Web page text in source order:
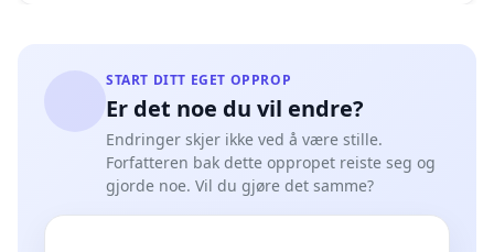
START DITT EGET OPPROP
Er det noe du vil endre?
Endringer skjer ikke ved å være stille.
Forfatteren bak dette oppropet reiste seg og
gjorde noe. Vil du gjøre det samme?